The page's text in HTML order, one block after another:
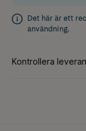
Det här är ett
användning.